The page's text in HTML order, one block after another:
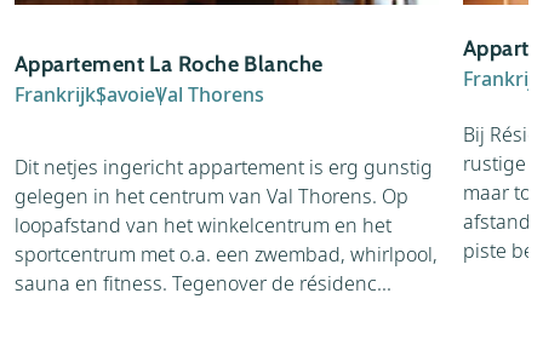
Appartement La Roche Blanche
FrankrijkSavoieVal Thorens
Dit netjes ingericht appartement is erg gunstig
gelegen in het centrum van Val Thorens. Op
loopafstand van het winkelcentrum en het
sportcentrum met o.a. een zwembad, whirlpool,
sauna en fitness. Tegenover de résidenc...
Frankrijk
Bij
rustige
maar
afstand
piste